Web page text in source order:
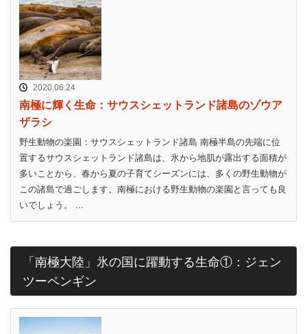
2020.06.24
南極に輝く生命：サウスシェットランド諸島のゾウア
ザラシ
野生動物の楽園：サウスシェットランド諸島 南極半島の先端に位
置するサウスシェットランド諸島は、氷から地肌が露出する面積が
多いことから、春から夏の子育てシーズンには、多くの野生動物が
この諸島で過ごします。南極における野生動物の楽園と言っても良
いでしょう。 ...
「南極大陸」氷の国に躍動する生命①：ジェン
ツーペンギン